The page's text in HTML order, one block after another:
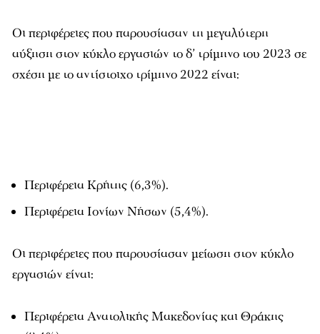
Οι περιφέρειες που παρουσίασαν τη μεγαλύτερη
αύξηση στον κύκλο εργασιών το δ’ τρίμηνο του 2023 σε
σχέση με το αντίστοιχο τρίμηνο 2022 είναι:
Περιφέρεια Κρήτης (6,3%).
Περιφέρεια Ιονίων Νήσων (5,4%).
Οι περιφέρειες που παρουσίασαν μείωση στον κύκλο
εργασιών είναι:
Περιφέρεια Ανατολικής Μακεδονίας και Θράκης